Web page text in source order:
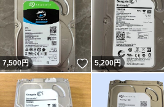
7,500円 いいね！
5,200円